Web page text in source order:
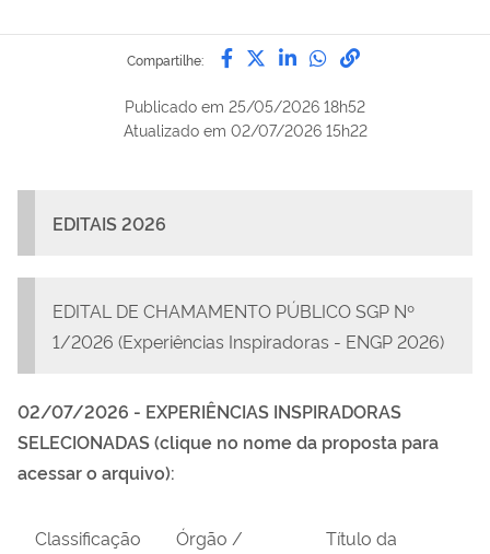
Compartilhe: Compartilhe por Facebook
Compartilhe por Twitter
Compartilhe por
Compartilhe
link para
Publicado em 25/05/2026 18h52
Atualizado em 02/07/2026 15h22
EDITAIS 2026
EDITAL DE CHAMAMENTO PÚBLICO SGP Nº
1/2026 (Experiências Inspiradoras - ENGP 2026)
02/07/2026 - EXPERIÊNCIAS INSPIRADORAS
SELECIONADAS (clique no nome da proposta para
acessar o arquivo):
Classificação
Órgão /
Título da